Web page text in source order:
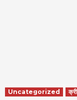
Uncategorized